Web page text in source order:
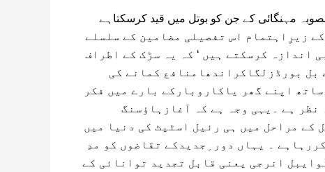
مہنگائی کے جن کو بوتل میں قید کرسکتاہے
زیرِاہتمام اس تفصیلی مضامین کے سلسلے
اندازہ کرسکتے ہیں ‘ کہ یہ سڑک کے اطراف
بل بورڈزلگاکراندھامنافع کمانے کی
ساتھ اپنے گھر یاکاروبارکے بارے میں فکر
نظر ہے ۔یہی وجہ ہے کہ آغازہاﺅسنگ
کے مراحل میں ہی رئیل اسٹیٹ کی دنیا میں
۔ یہاں دور ِجدیدکے تقاضوں کو مدِ
انرجی یعنی قابل تجدید توانائی کے